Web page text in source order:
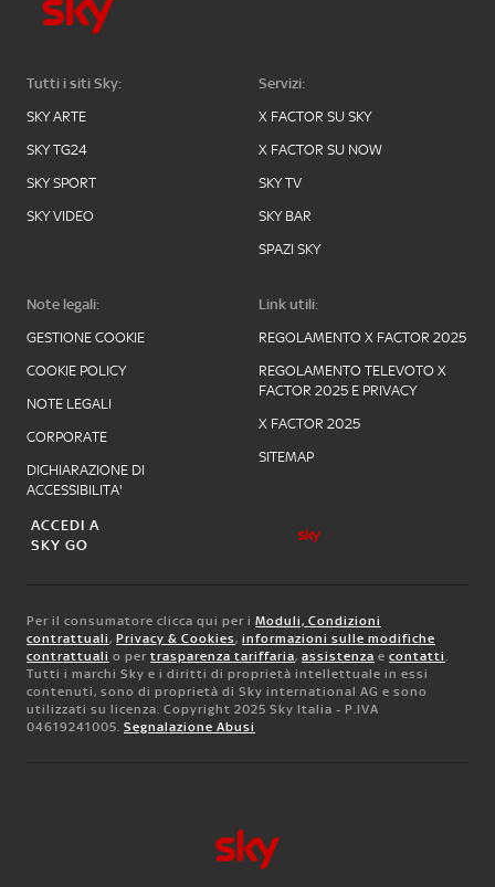
Tutti i siti Sky:
SKY ARTE
SKY TG24
SKY SPORT
SKY VIDEO
Servizi:
X FACTOR SU SKY
X FACTOR SU NOW
SKY TV
SKY BAR
SPAZI SKY
Note legali:
GESTIONE COOKIE
COOKIE POLICY
NOTE LEGALI
CORPORATE
DICHIARAZIONE DI
ACCESSIBILITA'
Link utili:
REGOLAMENTO X FACTOR 2025
REGOLAMENTO TELEVOTO X
FACTOR 2025 E PRIVACY
X FACTOR 2025
SITEMAP
ACCEDI A
SKY GO
Per il consumatore clicca qui per i Moduli, Condizioni
contrattuali, Privacy & Cookies, informazioni sulle modifiche
contrattuali o per trasparenza tariffaria, assistenza e contatti.
Tutti i marchi Sky e i diritti di proprietà intellettuale in essi
contenuti, sono di proprietà di Sky international AG e sono
utilizzati su licenza. Copyright 2025 Sky Italia - P.IVA
04619241005. Segnalazione Abusi